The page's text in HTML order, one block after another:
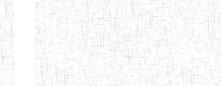
Chercher:
Effacer les filtres
Denomination
Type